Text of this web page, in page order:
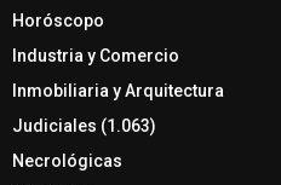
Horóscopo
Industria y Comercio
Inmobiliaria y Arquitectura
Judiciales (1.063)
Necrológicas